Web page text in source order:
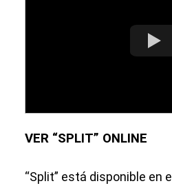
VER “SPLIT” ONLINE
“Split” está disponible en